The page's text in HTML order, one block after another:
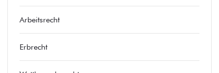
Arbeitsrecht
Erbrecht